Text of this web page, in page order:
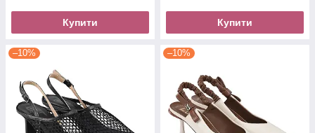
Купити Купити
–10% –10%